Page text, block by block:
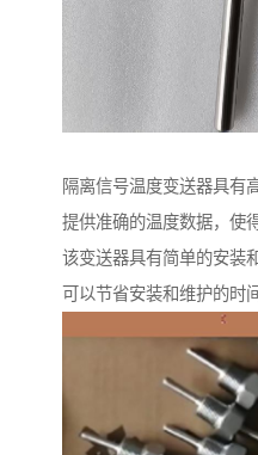
隔离信号温度变送器具有
提供准确的温度数据，使
该变送器具有简单的安装
可以节省安装和维护的时